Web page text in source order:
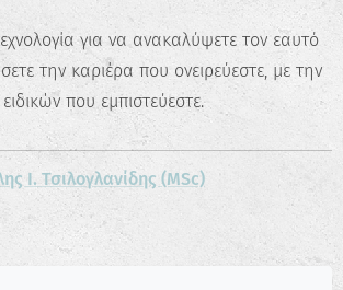
για να ανακαλύψετε τον εαυτό
την καριέρα που ονειρεύεστε, με την
που εμπιστεύεστε.
Ι. Τσιλογλανίδης (MSc)